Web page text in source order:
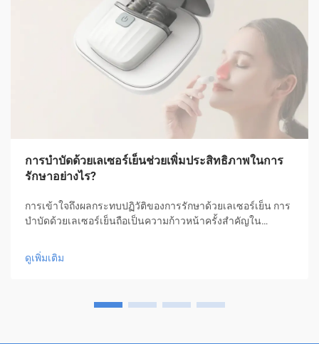
การบำบัดด้วยเลเซอร์เย็นช่วยเพิ่มประสิทธิภาพในการ
รักษาอย่างไร?
การเข้าใจถึงผลกระทบปฏิวัติของการรักษาด้วยเลเซอร์เย็น การ
บำบัดด้วยเลเซอร์เย็นถือเป็นความก้าวหน้าครั้งสำคัญใน
ไม่รุกรานสำหรับผู้ป่วย เพื่อการฟื้นฟูและการจัดการอาการปวด
อย่างมีประสิทธิภาพ การรักษาเชิงนวัตกรรมนี้...
ดูเพิ่มเติม